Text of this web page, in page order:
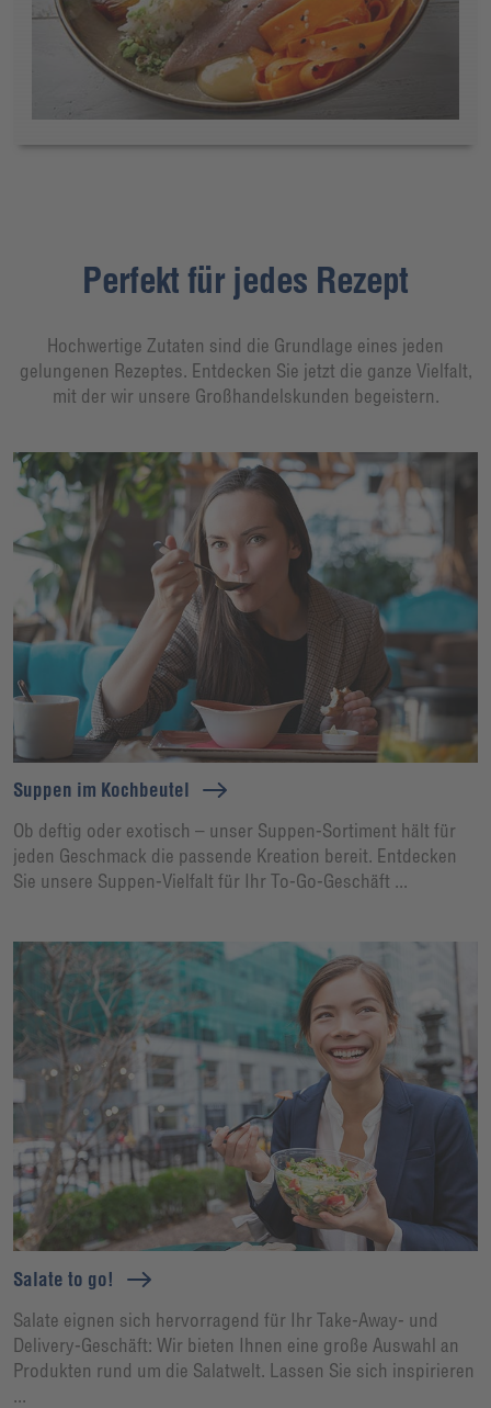
Perfekt für jedes Rezept
Hochwertige Zutaten sind die Grundlage eines jeden
gelungenen Rezeptes. Entdecken Sie jetzt die ganze Vielfalt,
mit der wir unsere Großhandelskunden begeistern.
Suppen im Kochbeutel
Ob deftig oder exotisch – unser Suppen-Sortiment hält für
jeden Geschmack die passende Kreation bereit. Entdecken
Sie unsere Suppen-Vielfalt für Ihr To-Go-Geschäft ...
Salate to go!
Salate eignen sich hervorragend für Ihr Take-Away- und
Delivery-Geschäft: Wir bieten Ihnen eine große Auswahl an
Produkten rund um die Salatwelt. Lassen Sie sich inspirieren
...